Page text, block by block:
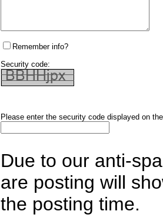
Remember info?
Security code:
Please enter the security code displayed on
Due to our anti-
are posting will
the posting time.